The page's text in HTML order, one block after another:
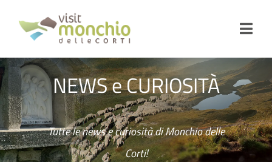
contenuto
LECORTIE ILTERRITORIO
ORGANIZZALA TUAVISITA
SERVIZI
NEWS e CURIOSITÀ
Tutte le news e curiosità di Monchio delle
Corti!